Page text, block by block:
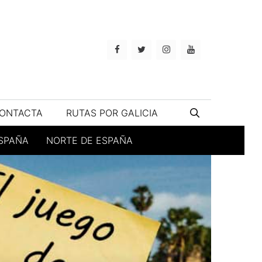
RUTAS POR GALICIA
NORTE DE ESPAÑA